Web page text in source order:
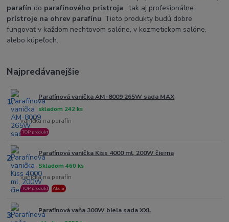
parafín do parafínového prístroja , tak aj profesionálne
prístroje na ohrev parafínu. Tieto produkty budú dobre
fungovať v každom nechtovom salóne, v kozmetickom salóne,
alebo kúpeľoch.
Najpredávanejšie
1. Parafínová vanička AM-8009 265W sada MAX
vanička na parafín
skladom 242 ks
TOP produkt
2. Parafínová vanička Kiss 4000 ml, 200W čierna
vanička na parafín
Skladom 460 ks
TOP produkt Akcia
3. Parafínová vaňa 300W biela sada XXL